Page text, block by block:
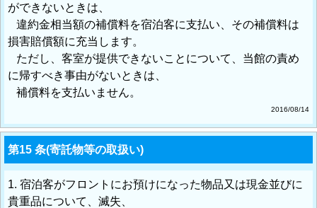
ができないときは、
違約金相当額の補償料を宿泊客に支払い、その補償料は
損害賠償額に充当します。
ただし、客室が提供できないことについて、当館の責め
に帰すべき事由がないときは、
補償料を支払いません。
2016/08/14
第15 条(寄託物等の取扱い)
1. 宿泊客がフロントにお預けになった物品又は現金並びに
貴重品について、滅失、